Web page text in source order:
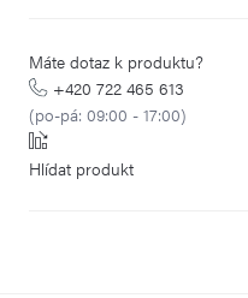
Máte dotaz k produktu?
+420 722 465 613
(po-pá: 09:00 - 17:00)
Hlídat